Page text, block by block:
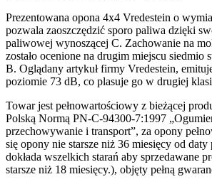
Prezentowana opona 4x4 Vredestein o
pozwala zaoszczędzić sporo paliwa dzięki
paliwowej wynoszącej C. Zachowanie na
zostało ocenione na drugim miejscu siedmio
B. Oglądany artykuł firmy Vredestein,
poziomie 73 dB, co plasuje go w drugiej
Towar jest pełnowartościowy z bieżącej
Polską Normą PN-C-94300-7:1997
przechowywanie i transport”, za opony
się opony nie starsze niż 36 miesięcy od
dokłada wszelkich starań aby sprzedawane
starsze niż 18 miesięcy.), objęty pełną